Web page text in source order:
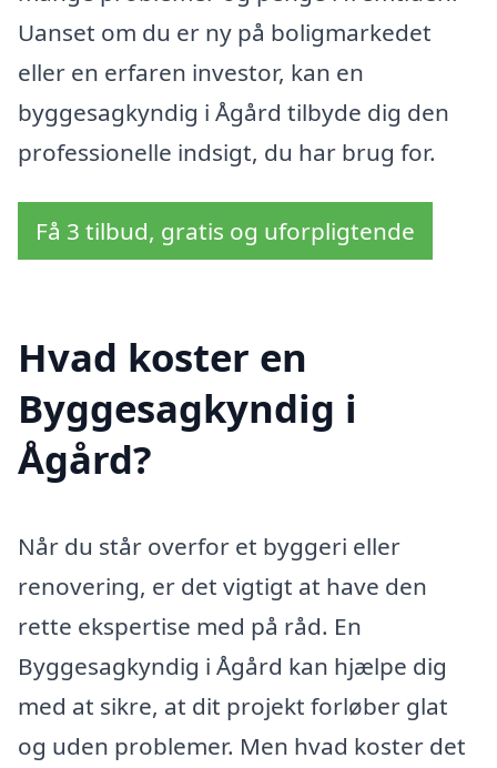
Uanset om du er ny på boligmarkedet
eller en erfaren investor, kan en
byggesagkyndig i Ågård tilbyde dig den
professionelle indsigt, du har brug for.
Få 3 tilbud, gratis og uforpligtende
Hvad koster en
Byggesagkyndig i
Ågård?
Når du står overfor et byggeri eller
renovering, er det vigtigt at have den
rette ekspertise med på råd. En
Byggesagkyndig i Ågård kan hjælpe dig
med at sikre, at dit projekt forløber glat
og uden problemer. Men hvad koster det